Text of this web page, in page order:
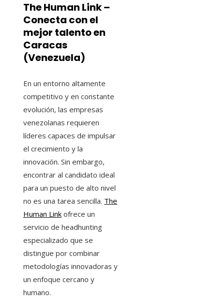
The Human Link –
Conecta con el
mejor talento en
Caracas
(Venezuela)
En un entorno altamente
competitivo y en constante
evolución, las empresas
venezolanas requieren
líderes capaces de impulsar
el crecimiento y la
innovación. Sin embargo,
encontrar al candidato ideal
para un puesto de alto nivel
no es una tarea sencilla. The
Human Link ofrece un
servicio de headhunting
especializado que se
distingue por combinar
metodologías innovadoras y
un enfoque cercano y
humano.